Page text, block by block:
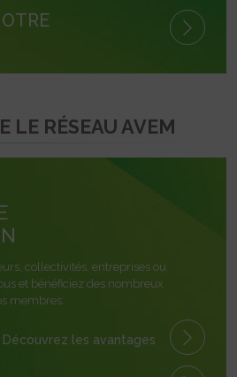
LE RÉSEAU AVEM
collectivités, entreprises ou
et bénéficiez des nombreux
membres.
Découvrez les avantages